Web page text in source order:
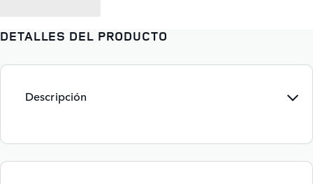
DETALLES DEL PRODUCTO
Descripción